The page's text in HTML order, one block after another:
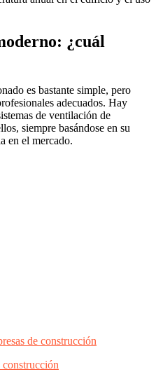
¿cuál
es bastante simple, pero
adecuados. Hay
de ventilación de
siempre basándose en su
en el mercado.
construcción